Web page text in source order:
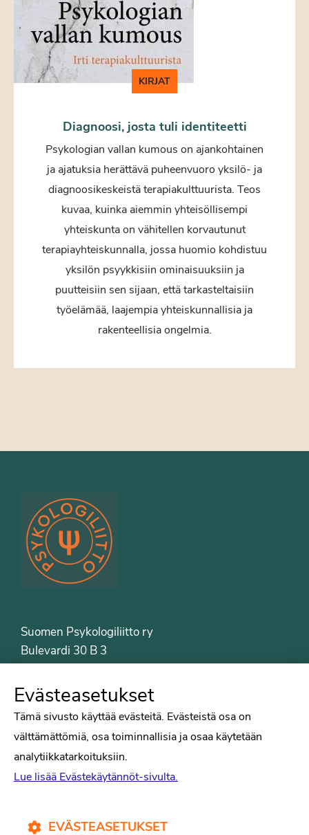
KIRJAT
Diagnoosi, josta tuli identiteetti
Psykologian vallan kumous on ajankohtainen
ja ajatuksia herättävä puheenvuoro yksilö- ja
diagnoosikeskeistä terapiakulttuurista. Teos
kuvaa, kuinka aiemmin yhteisöllisempi
yhteiskunta on vähitellen korvautunut
terapiayhteiskunnalla, jossa huomio kohdistuu
yksilön psyykkisiin ominaisuuksiin ja
puutteisiin sen sijaan, että tarkasteltaisiin
työelämää, laajempia yhteiskunnallisia ja
rakenteellisia ongelmia.
Suomen Psykologiliitto ry
Bulevardi 30 B 3
Puh. 09-6122 9122
Psykologiliiton sivut
Tiede
Puheenvuorot
Kirjat
Evästeasetukset
Tämä sivusto käyttää evästeitä. Evästeistä osa on
välttämättömiä, osa toiminnallisia ja osaa käytetään
analytiikkatarkoituksiin.
Lue lisää Evästekäytännöt-sivulta.
EVÄSTEASETUKSET